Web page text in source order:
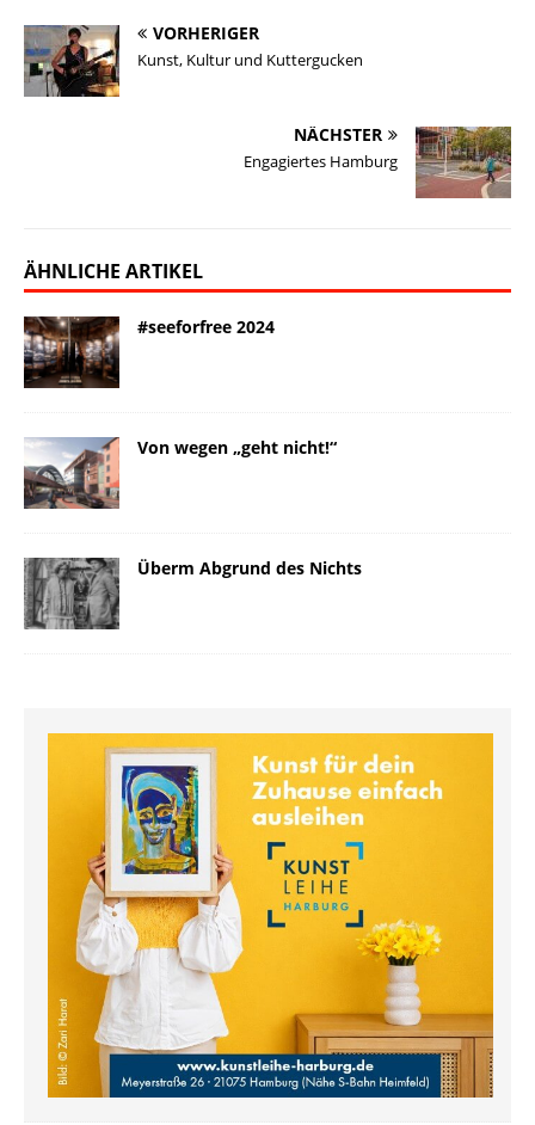
VORHERIGER
Kunst, Kultur und Kuttergucken
NÄCHSTER
Engagiertes Hamburg
ÄHNLICHE ARTIKEL
#seeforfree 2024
Von wegen „geht nicht!“
Überm Abgrund des Nichts